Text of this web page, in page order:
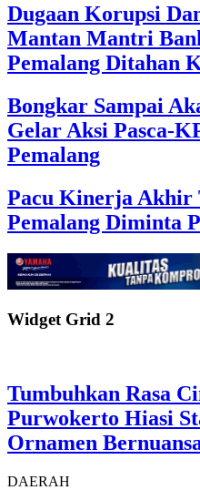
Dugaan Korupsi
Mantan Mantri
Pemalang Ditahan
Bongkar Sampai
Gelar Aksi Pasca-
Pemalang
Pacu Kinerja Akhir
Pemalang Diminta
Widget Grid 2
Tumbuhkan Rasa
Purwokerto Hiasi
Ornamen
DAERAH